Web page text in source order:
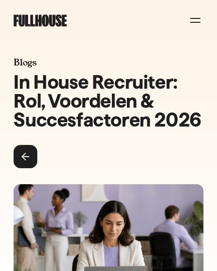
Blogs
In House Recruiter:
Rol, Voordelen &
Succesfactoren 2026